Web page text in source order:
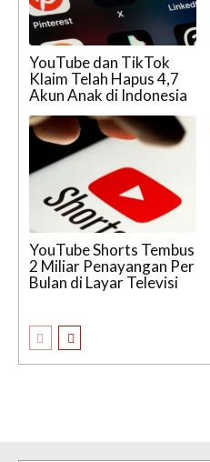
YouTube dan TikTok
Klaim Telah Hapus 4,7
Akun Anak di Indonesia
YouTube Shorts Tembus
2 Miliar Penayangan Per
Bulan di Layar Televisi